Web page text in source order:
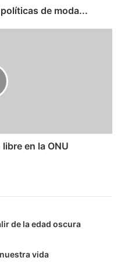
de moda...
en la ONU
de la edad oscura
nuestra vida